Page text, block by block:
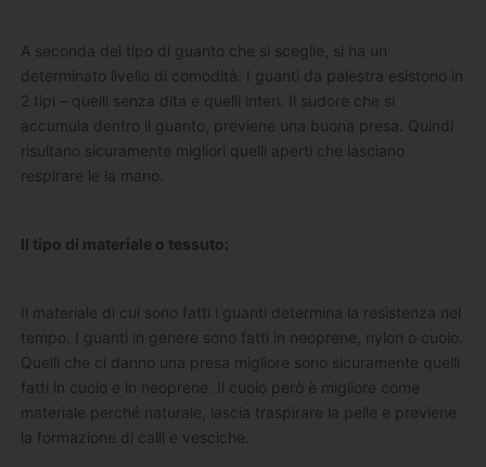
A seconda del tipo di guanto che si sceglie, si ha un
determinato livello di comodità. I guanti da palestra esistono in
2 tipi – quelli senza dita e quelli interi. Il sudore che si
accumula dentro il guanto, previene una buona presa. Quindi
risultano sicuramente migliori quelli aperti che lasciano
respirare le la mano.
Il tipo di materiale o tessuto:
Il materiale di cui sono fatti i guanti determina la resistenza nel
tempo. I guanti in genere sono fatti in neoprene, nylon o cuoio.
Quelli che ci danno una presa migliore sono sicuramente quelli
fatti in cuoio e in neoprene. Il cuoio però è migliore come
materiale perché naturale, lascia traspirare la pelle e previene
la formazione di calli e vesciche.